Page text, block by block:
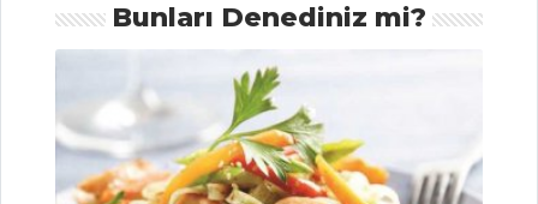
Soya Soslu Pratik
Enginar Kalpli
Somon
Balık Yemekleri
Tüm Tarifleri
Bunları Denediniz mi?